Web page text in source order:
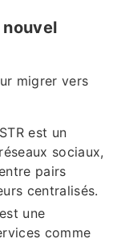
migrer vers
est un
sociaux,
pairs
centralisés.
une
comme